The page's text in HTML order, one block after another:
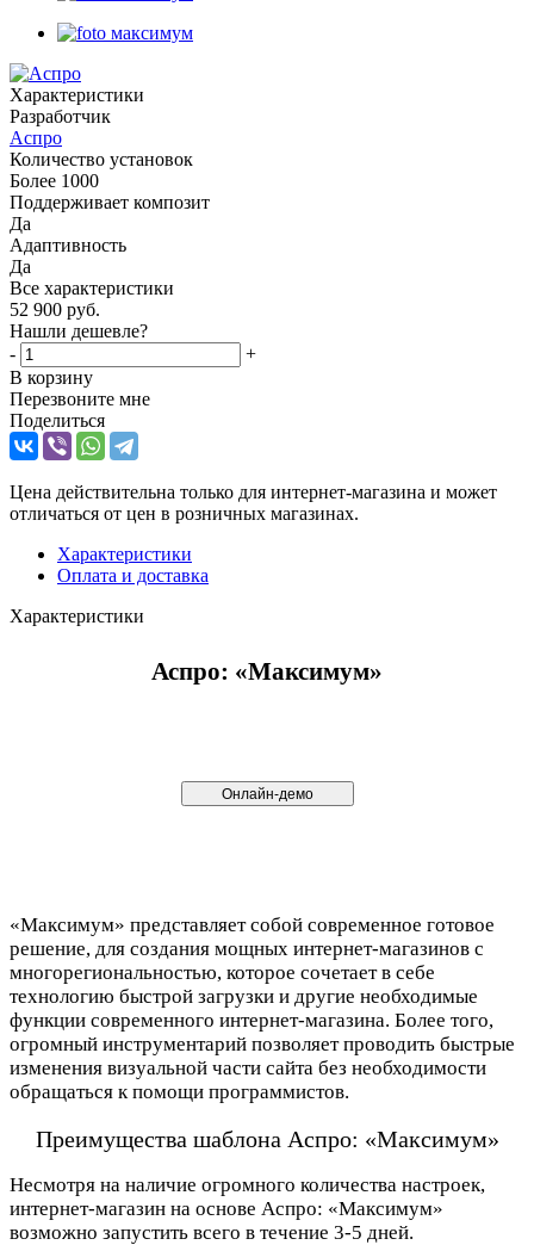
Характеристики
Разработчик
Аспро
Количество установок
Более 1000
Поддерживает композит
Да
Адаптивность
Да
Все характеристики
52 900 руб.
Нашли дешевле?
-
+
В корзину
Перезвоните мне
Поделиться
Цена действительна только для интернет-магазина и может
отличаться от цен в розничных магазинах.
Характеристики
Оплата и доставка
Характеристики
Аспро: «Максимум»
Онлайн-демо
«Максимум» представляет собой современное готовое
решение, для создания мощных интернет-магазинов с
многорегиональностью, которое сочетает в себе
технологию быстрой загрузки и другие необходимые
функции современного интернет-магазина. Более того,
огромный инструментарий позволяет проводить быстрые
изменения визуальной части сайта без необходимости
обращаться к помощи программистов.
Преимущества шаблона Аспро: «Максимум»
Несмотря на наличие огромного количества настроек,
интернет-магазин на основе Аспро: «Максимум»
возможно запустить всего в течение 3-5 дней.